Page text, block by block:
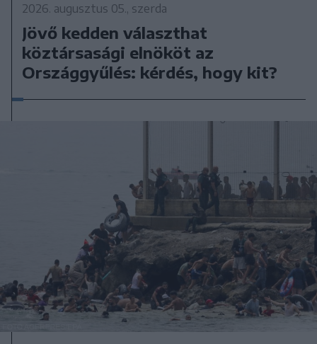
2026. augusztus 05., szerda
Jövő kedden választhat
köztársasági elnököt az
Országgyűlés: kérdés, hogy kit?